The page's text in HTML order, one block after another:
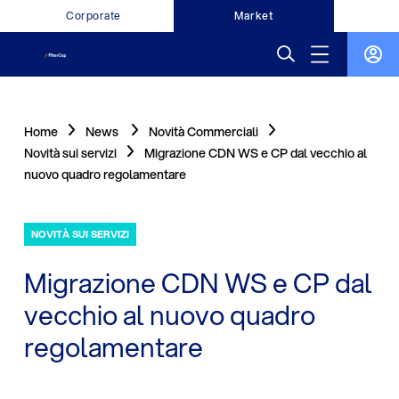
Corporate Market
Home News
Novità Commerciali
Novità sui servizi
Migrazione CDN WS e CP dal vecchio al
nuovo quadro regolamentare
NOVITÀ SUI SERVIZI
Migrazione CDN WS e CP dal
vecchio al nuovo quadro
regolamentare